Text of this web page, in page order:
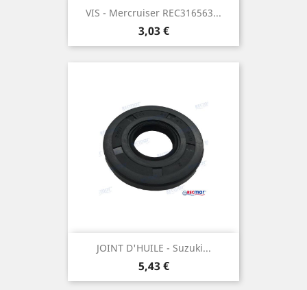
VIS - Mercruiser REC316563...
Prix
3,03 €
JOINT D'HUILE - Suzuki...
Prix
5,43 €